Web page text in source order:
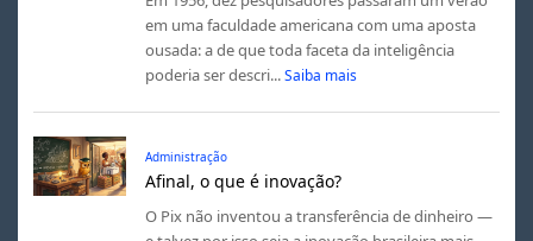
em uma faculdade americana com uma aposta
ousada: a de que toda faceta da inteligência
poderia ser descri... Saiba mais
Administração
Afinal, o que é inovação?
O Pix não inventou a transferência de dinheiro —